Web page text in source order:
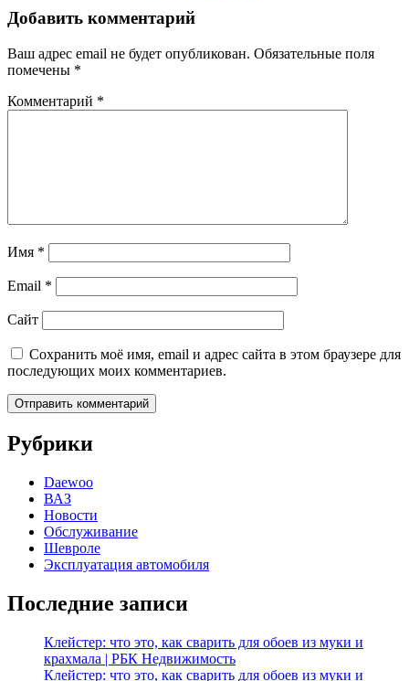
Добавить комментарий
Ваш адрес email не будет опубликован. Обязательные поля
помечены *
Комментарий *
Имя *
Email *
Сайт
Сохранить моё имя, email и адрес сайта в этом браузере для
последующих моих комментариев.
Рубрики
Daewoo
ВАЗ
Новости
Обслуживание
Шевроле
Эксплуатация автомобиля
Последние записи
Клейстер: что это, как сварить для обоев из муки и
крахмала | РБК Недвижимость
Клейстер: что это, как сварить для обоев из муки и